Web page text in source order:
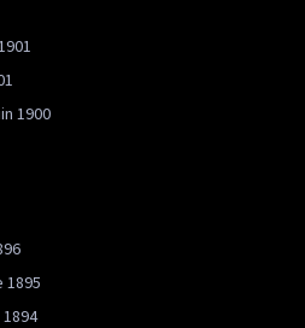
1900